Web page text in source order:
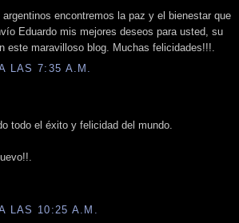
encontremos la paz y el bienestar que
Eduardo mis mejores deseos para usted, su
este maravilloso blog. Muchas felicidades!!!.
LAS 7:35 A.M.
todo el éxito y felicidad del mundo.
LAS 10:25 A.M.